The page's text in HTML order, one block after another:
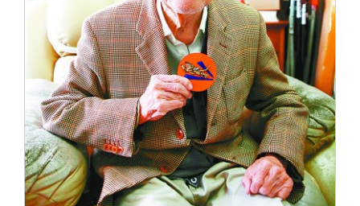
义工计划
新媒体平台
青春风采
校友文苑
校友讲坛
校友视界
信息化服务
三创大赛
实用信息
总会简介
会长致辞
总会章程
理事会名单
关闭